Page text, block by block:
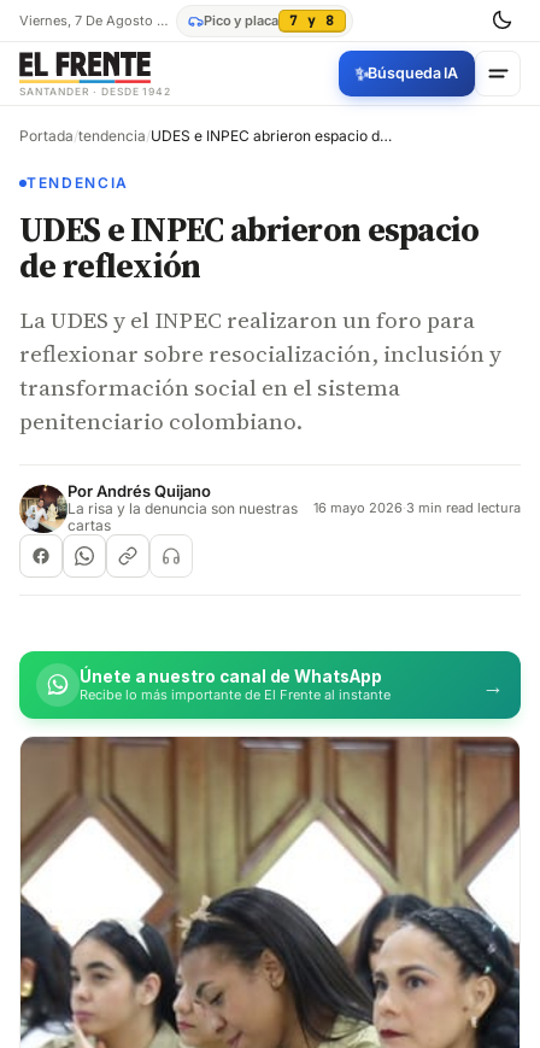
Viernes, 7 De Agosto De 2026 Pico y placa 7 y 8
SANTANDER · DESDE 1942
✨Búsqueda IA
Portada/tendencia/ UDES e INPEC abrieron espacio de reflexión
TENDENCIA
UDES e INPEC abrieron espacio
de reflexión
La UDES y el INPEC realizaron un foro para
reflexionar sobre resocialización, inclusión y
transformación social en el sistema
penitenciario colombiano.
PorAndrés Quijano
La risa y la denuncia son nuestras
cartas
16 mayo 2026·3 min read lectura
Únete a nuestro canal de WhatsApp
Recibe lo más importante de El Frente al instante →